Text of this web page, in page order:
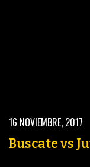
16 NOVIEMBRE, 2017
Buscate vs